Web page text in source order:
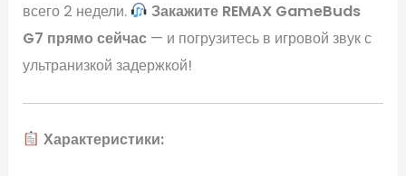
всего 2 недели.
Закажите REMAX GameBuds
G7 прямо сейчас — и погрузитесь в игровой звук с
ультранизкой задержкой!
Характеристики: